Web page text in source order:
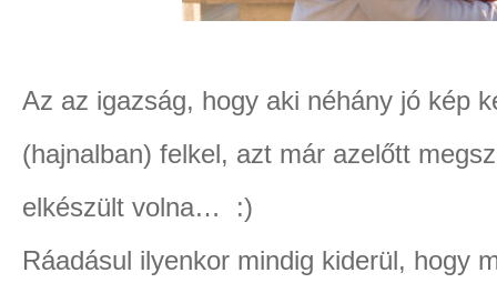
Az az igazság, hogy aki néhány jó kép
(hajnalban) felkel, azt már azelőtt
elkészült volna… :)
Ráadásul ilyenkor mindig kiderül, hogy